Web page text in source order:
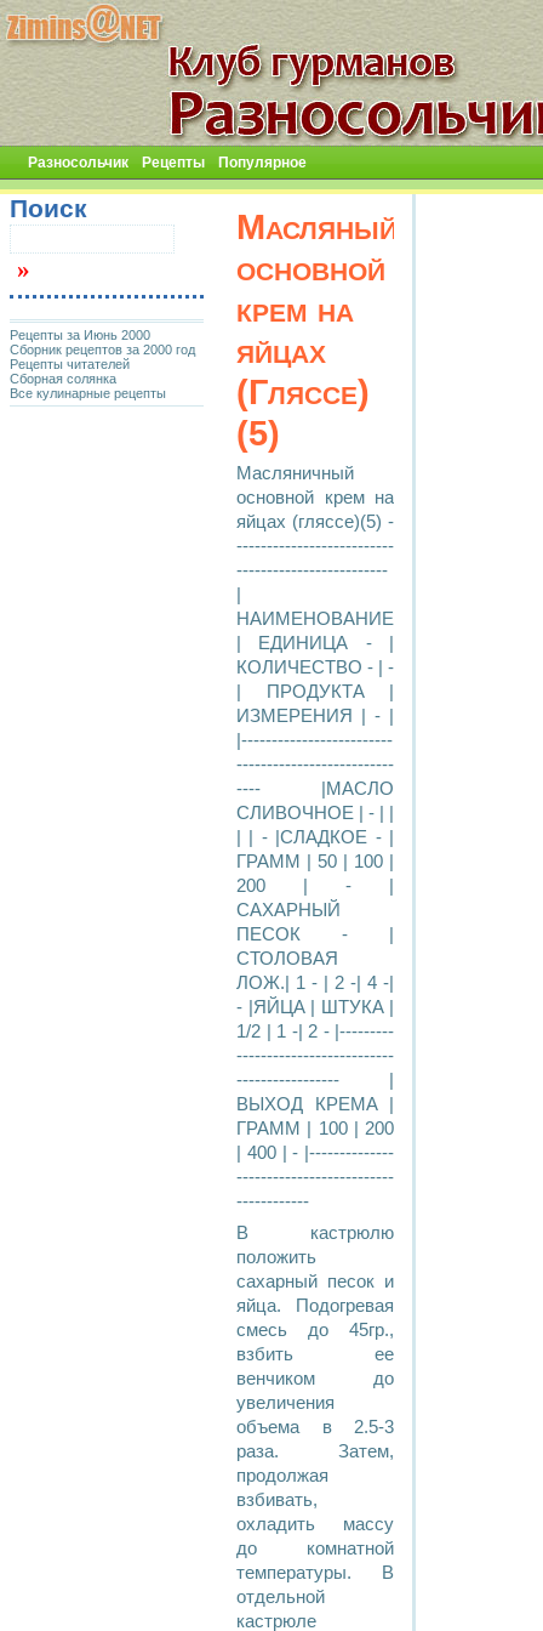
Разносольчик Рецепты Популярное
Масляный
основной
крем на
яйцах
(Гляссе)
(5)
Масляничный
основной крем на
яйцах (гляссе)(5) -
--------------------------
-------------------------
НАИМЕНОВАНИЕ
| ЕДИНИЦА - |
КОЛИЧЕСТВО - | -
| ПРОДУКТА |
ИЗМЕРЕНИЯ | - |
|-------------------------
--------------------------
---- |МАСЛО
СЛИВОЧНОЕ | - | |
| | - |СЛАДКОЕ - |
ГРАММ | 50 | 100 |
200 | - |
САХАРНЫЙ
ПЕСОК - |
СТОЛОВАЯ
ЛОЖ.| 1 - | 2 -| 4 -|
- |ЯЙЦА | ШТУКА |
1/2 | 1 -| 2 - |---------
--------------------------
----------------- |
ВЫХОД КРЕМА |
ГРАММ | 100 | 200
| 400 | - |--------------
--------------------------
------------
В кастрюлю
положить
сахарный песок и
яйца. Подогревая
смесь до 45гр.,
взбить ее
венчиком до
увеличения
объема в 2.5-3
раза. Затем,
продолжая
взбивать,
охладить массу
до комнатной
температуры. В
отдельной
кастрюле
Поиск
Рецепты за Июнь 2000
Сборник рецептов за 2000 год
Рецепты читателей
Сборная солянка
Все кулинарные рецепты